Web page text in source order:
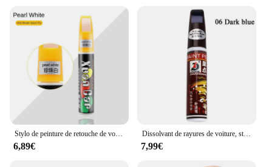
6,89€
Dissolvant de rayures de voiture, stylo de réparation sans coupure d'eau, stylo anti-rayures automatique transparent, étanche, accessoires de voiture
7,99€